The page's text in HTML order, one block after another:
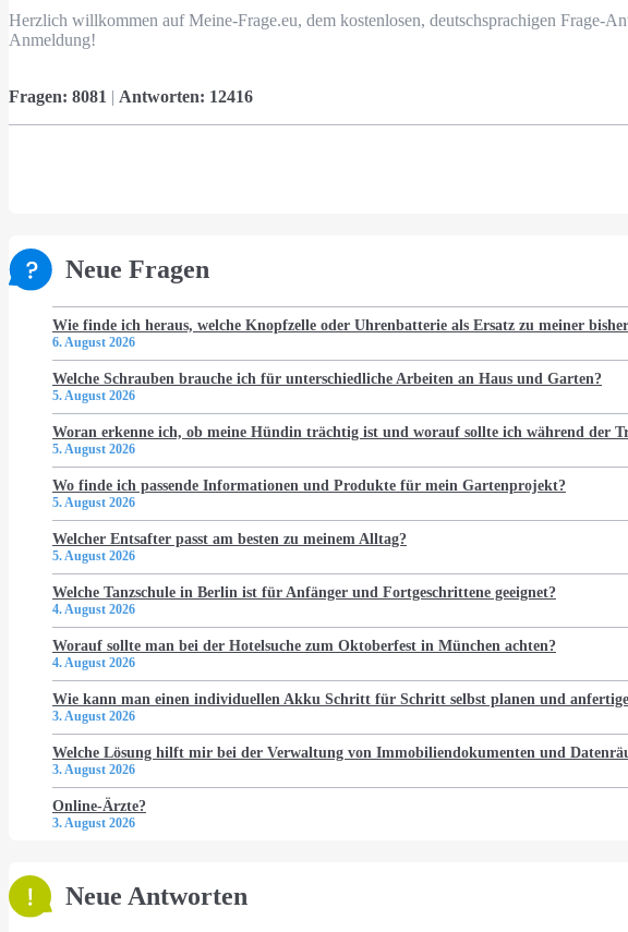
Herzlich willkommen auf Meine-Frage.eu, dem kostenlosen, deutschsprachigen Frage-
Anmeldung!
Fragen: 8081 | Antworten: 12416
Neue Fragen
Wie finde ich heraus, welche Knopfzelle oder Uhrenbatterie als Ersatz zu meiner
6. August 2026
Welche Schrauben brauche ich für unterschiedliche Arbeiten an Haus und Garten?
5. August 2026
Woran erkenne ich, ob meine Hündin trächtig ist und worauf sollte ich während der
5. August 2026
Wo finde ich passende Informationen und Produkte für mein Gartenprojekt?
5. August 2026
Welcher Entsafter passt am besten zu meinem Alltag?
5. August 2026
Welche Tanzschule in Berlin ist für Anfänger und Fortgeschrittene geeignet?
4. August 2026
Worauf sollte man bei der Hotelsuche zum Oktoberfest in München achten?
4. August 2026
Wie kann man einen individuellen Akku Schritt für Schritt selbst planen und
3. August 2026
Welche Lösung hilft mir bei der Verwaltung von Immobiliendokumenten und
3. August 2026
Online-Ärzte?
3. August 2026
Neue Antworten